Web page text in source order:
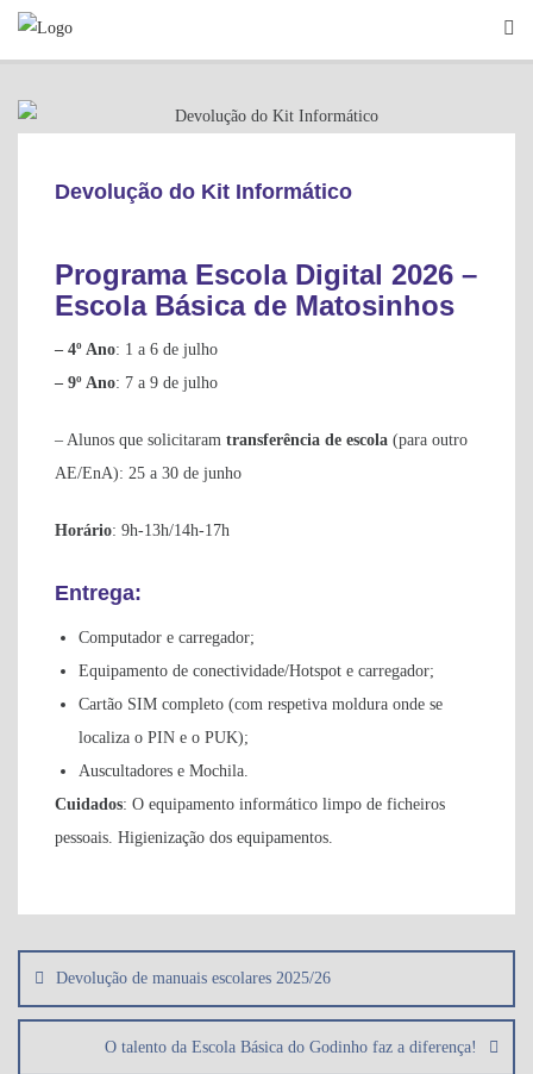
Skip
Devolução do Kit Informático
Programa Escola Digital 2026 –
Escola Básica de Matosinhos
– 4º Ano: 1 a 6 de julho
– 9º Ano: 7 a 9 de julho
– Alunos que solicitaram transferência de escola (para outro
AE/EnA): 25 a 30 de junho
Horário: 9h-13h/14h-17h
Entrega:
Computador e carregador;
Equipamento de conectividade/Hotspot e carregador;
Cartão SIM completo (com respetiva moldura onde se
localiza o PIN e o PUK);
Auscultadores e Mochila.
Cuidados: O equipamento informático limpo de ficheiros
pessoais. Higienização dos equipamentos.
de
artigos
Devolução de manuais escolares 2025/26
O talento da Escola Básica do Godinho faz a diferença!